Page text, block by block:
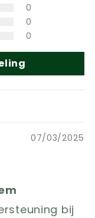
0
0
0
07/03/2025
bij